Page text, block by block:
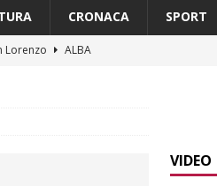
CRONACA SPORT
Lorenzo
ALBA
VIDEO